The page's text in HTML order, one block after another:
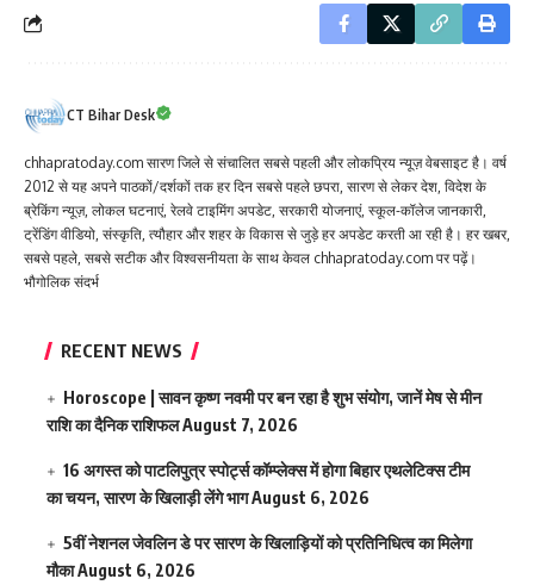
CT Bihar Desk
chhapratoday.com सारण जिले से संचालित सबसे पहली और लोकप्रिय न्यूज़ वेबसाइट है। वर्ष
2012 से यह अपने पाठकों/दर्शकों तक हर दिन सबसे पहले छपरा, सारण से लेकर देश, विदेश के
ब्रेकिंग न्यूज़, लोकल घटनाएं, रेलवे टाइमिंग अपडेट, सरकारी योजनाएं, स्कूल-कॉलेज जानकारी,
ट्रेंडिंग वीडियो, संस्कृति, त्यौहार और शहर के विकास से जुड़े हर अपडेट करती आ रही है। हर खबर,
सबसे पहले, सबसे सटीक और विश्वसनीयता के साथ केवल chhapratoday.com पर पढ़ें।
भौगोलिक संदर्भ
RECENT NEWS
Horoscope | सावन कृष्ण नवमी पर बन रहा है शुभ संयोग, जानें मेष से मीन
राशि का दैनिक राशिफलAugust 7, 2026
16 अगस्त को पाटलिपुत्र स्पोर्ट्स कॉम्प्लेक्स में होगा बिहार एथलेटिक्स टीम
का चयन, सारण के खिलाड़ी लेंगे भागAugust 6, 2026
5वीं नेशनल जेवलिन डे पर सारण के खिलाड़ियों को प्रतिनिधित्व का मिलेगा
मौकाAugust 6, 2026